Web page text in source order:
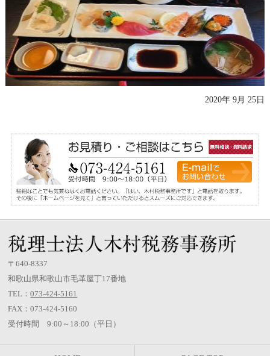
2020年 9月 25日
〒640-8337
和歌山県和歌山市毛革屋丁17番地
TEL：073-424-5161
FAX：073-424-5160
受付時間 9:00～18:00（平日）